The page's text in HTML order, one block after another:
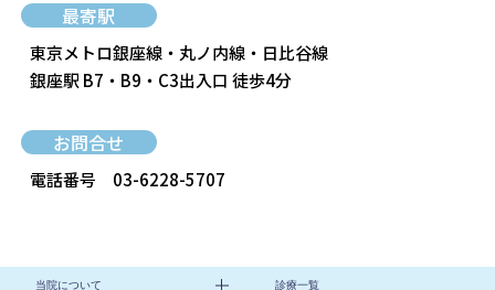
最寄駅
東京メトロ銀座線・丸ノ内線・日比谷線
銀座駅 B7・B9・C3出入口 徒歩4分
お問合せ
電話番号 03-6228-5707
当院について 診療一覧